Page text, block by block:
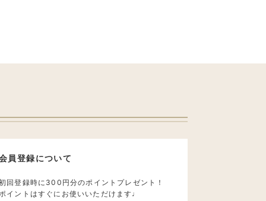
員登録について
回登録時に300円分のポイントプレゼント！
イントはすぐにお使いいただけます♩